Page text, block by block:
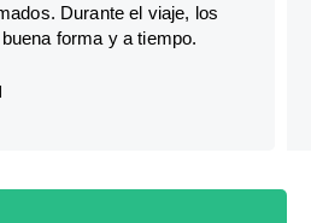
Durante el viaje, los
forma y a tiempo.